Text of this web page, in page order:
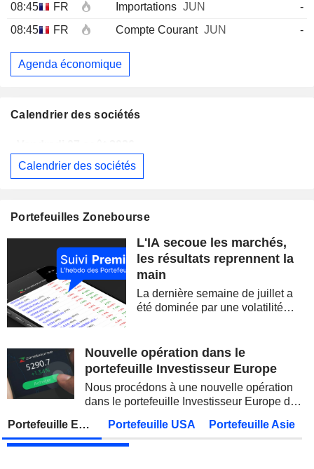
08:45
FR Importations JUN
-
08:45
FR Compte Courant JUN -
Agenda économique
Calendrier des sociétés
EUTELSAT COMMUNICATIONS
STATE BANK OF INDIA
OVERSEA-CHINESE BANKING CORPORATION LIMITED Publication des résultats - Q2 2026
MUNICH RE
JAPAN POST BANK CO., LTD. Publication des résultats - Q1 2027
ADNOC GAS PLC
KDDI CORPORATION Publication des résultats - Q1 2027
FUJIKURA LTD. Publication des résultats - Q1 2027
Calendrier des sociétés
Portefeuilles Zonebourse
L'IA secoue les marchés,
les résultats reprennent la
main
La dernière semaine de juillet a
été dominée par une volatilité
semi-conducteurs. Les
inquiétudes sur la soutenabilité
Nouvelle opération dans le
portefeuille Investisseur Europe
Nous procédons à une nouvelle opération
dans le portefeuille Investisseur Europe de
Portefeuille Europe Portefeuille USA Portefeuille Asie